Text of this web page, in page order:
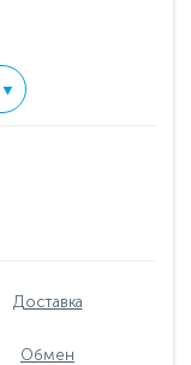
▼
Доставка
Обмен